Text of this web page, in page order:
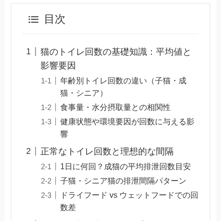
目次
猫のトイレ回数の基礎知識：平均値と
影響要因
年齢別トイレ回数の違い（子猫・成
猫・シニア）
食事量・水分摂取量との相関性
健康状態や環境要因が回数に与える影
響
正常なトイレ回数と理想的な間隔
1日に何回？成猫の平均排泄回数目安
子猫・シニア猫の排泄間隔パターン
ドライフード vs ウェットフードでの回
数差